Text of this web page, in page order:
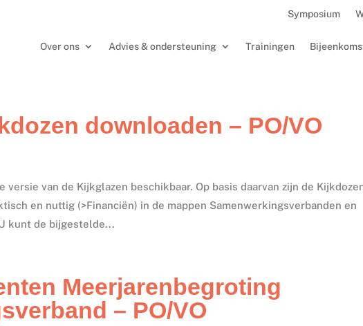
Symposium
Over ons Advies & ondersteuning Trainingen
downloaden – PO/VO
van de Kijkglazen beschikbaar. Op basis daarvan zijn de
en nuttig (>Financiën) in de mappen Samenwerkingsverbanden en
kunt de bijgestelde...
Meerjarenbegroting
– PO/VO